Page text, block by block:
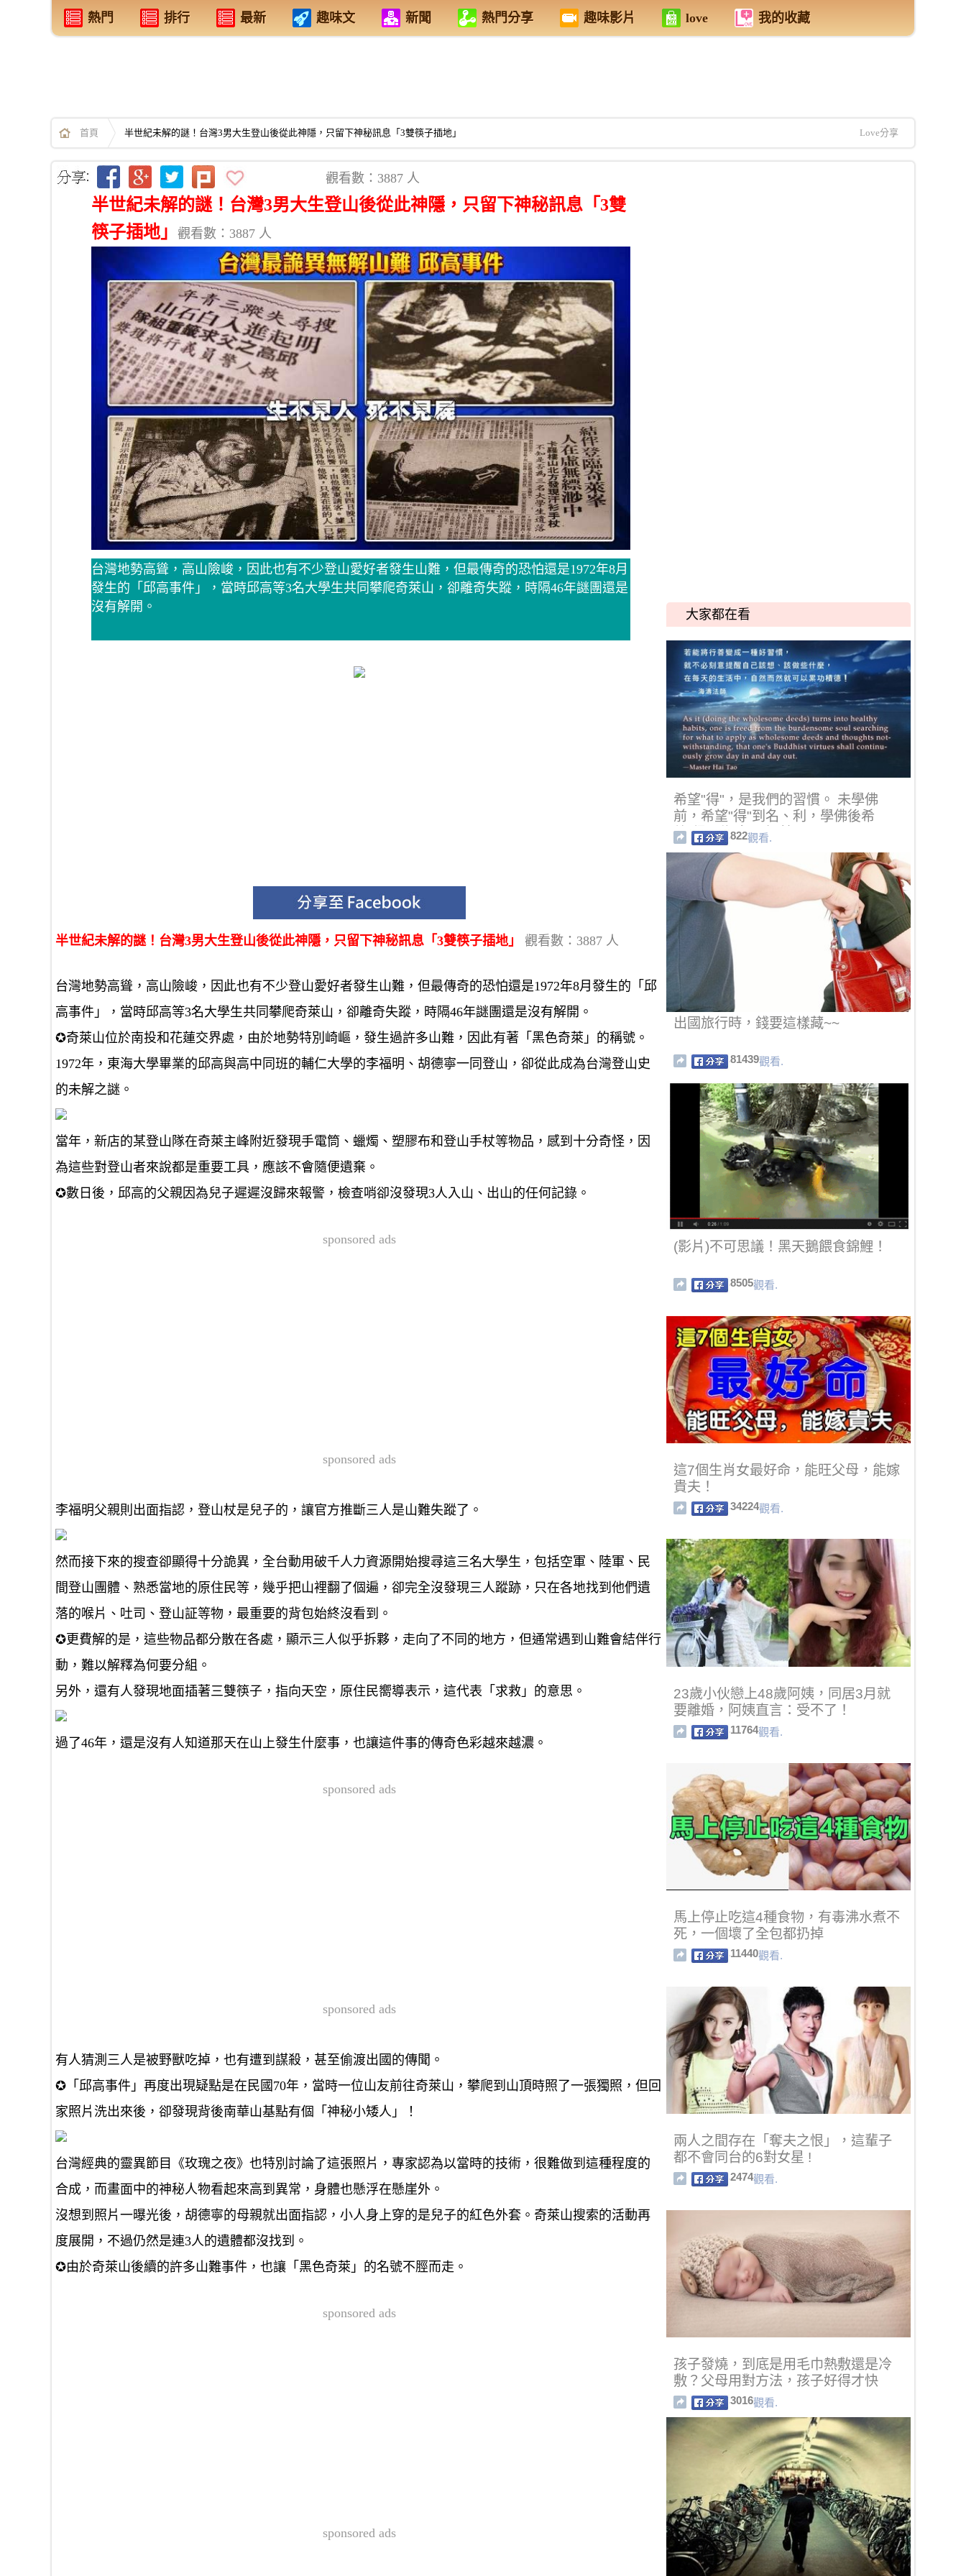
熱門 排行 最新 趣味文 新聞 熱門分享 趣味影片 love 我的收藏
首頁 半世紀未解的謎！台灣3男大生登山後從此神隱，只留下神秘訊息「3雙筷子插地」 Love分享
觀看數：3887 人
半世紀未解的謎！台灣3男大生登山後從此神隱，只留下神秘訊息「3雙
筷子插地」
觀看數：3887 人
台灣地勢高聳，高山險峻，因此也有不少登山愛好者發生山難，但最傳奇的恐怕還是1972年8月
發生的「邱高事件」，當時邱高等3名大學生共同攀爬奇萊山，卻離奇失蹤，時隔46年謎團還是
沒有解開。
半世紀未解的謎！台灣3男大生登山後從此神隱，只留下神秘訊息「3雙筷子插地」 觀看數：3887 人
台灣地勢高聳，高山險峻，因此也有不少登山愛好者發生山難，但最傳奇的恐怕還是1972年8月發生的「邱
高事件」，當時邱高等3名大學生共同攀爬奇萊山，卻離奇失蹤，時隔46年謎團還是沒有解開。
✪奇萊山位於南投和花蓮交界處，由於地勢特別崎嶇，發生過許多山難，因此有著「黑色奇萊」的稱號。
1972年，東海大學畢業的邱高與高中同班的輔仁大學的李福明、胡德寧一同登山，卻從此成為台灣登山史
的未解之謎。
當年，新店的某登山隊在奇萊主峰附近發現手電筒、蠟燭、塑膠布和登山手杖等物品，感到十分奇怪，因
為這些對登山者來說都是重要工具，應該不會隨便遺棄。
✪數日後，邱高的父親因為兒子遲遲沒歸來報警，檢查哨卻沒發現3人入山、出山的任何記錄。
sponsored ads
sponsored ads
李福明父親則出面指認，登山杖是兒子的，讓官方推斷三人是山難失蹤了。
然而接下來的搜查卻顯得十分詭異，全台動用破千人力資源開始搜尋這三名大學生，包括空軍、陸軍、民
間登山團體、熟悉當地的原住民等，幾乎把山裡翻了個遍，卻完全沒發現三人蹤跡，只在各地找到他們遺
落的喉片、吐司、登山証等物，最重要的背包始終沒看到。
✪更費解的是，這些物品都分散在各處，顯示三人似乎拆夥，走向了不同的地方，但通常遇到山難會結伴行
動，難以解釋為何要分組。
另外，還有人發現地面插著三雙筷子，指向天空，原住民嚮導表示，這代表「求救」的意思。
過了46年，還是沒有人知道那天在山上發生什麼事，也讓這件事的傳奇色彩越來越濃。
sponsored ads
sponsored ads
有人猜測三人是被野獸吃掉，也有遭到謀殺，甚至偷渡出國的傳聞。
✪「邱高事件」再度出現疑點是在民國70年，當時一位山友前往奇萊山，攀爬到山頂時照了一張獨照，但回
家照片洗出來後，卻發現背後南華山基點有個「神秘小矮人」！
台灣經典的靈異節目《玫瑰之夜》也特別討論了這張照片，專家認為以當時的技術，很難做到這種程度的
合成，而畫面中的神秘人物看起來高到異常，身體也懸浮在懸崖外。
沒想到照片一曝光後，胡德寧的母親就出面指認，小人身上穿的是兒子的紅色外套。奇萊山搜索的活動再
度展開，不過仍然是連3人的遺體都沒找到。
✪由於奇萊山後續的許多山難事件，也讓「黑色奇萊」的名號不脛而走。
sponsored ads
sponsored ads
大家都在看
希望"得"，是我們的習慣。 未學佛
前，希望"得"到名、利，學佛後希
望"得"到福報、智慧...
822觀看.
出國旅行時，錢要這樣藏~~
81439觀看.
(影片)不可思議！黑天鵝餵食錦鯉！
8505觀看.
這7個生肖女最好命，能旺父母，能嫁
貴夫！
34224觀看.
23歲小伙戀上48歲阿姨，同居3月就
要離婚，阿姨直言：受不了！
11764觀看.
馬上停止吃這4種食物，有毒沸水煮不
死，一個壞了全包都扔掉
11440觀看.
兩人之間存在「奪夫之恨」，這輩子
都不會同台的6對女星 !
2474觀看.
孩子發燒，到底是用毛巾熱敷還是冷
敷？父母用對方法，孩子好得才快
3016觀看.